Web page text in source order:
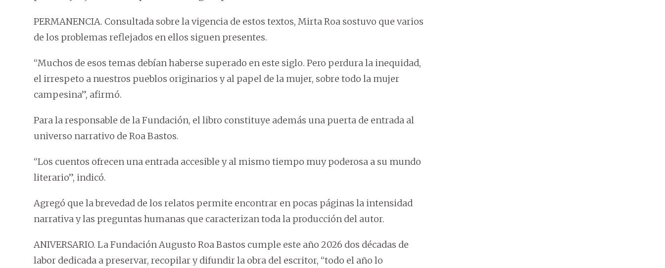
PERMANENCIA. Consultada sobre la vigencia de estos textos, Mirta Roa sostuvo que varios
de los problemas reflejados en ellos siguen presentes.
“Muchos de esos temas debían haberse superado en este siglo. Pero perdura la inequidad,
el irrespeto a nuestros pueblos originarios y al papel de la mujer, sobre todo la mujer
campesina”, afirmó.
Para la responsable de la Fundación, el libro constituye además una puerta de entrada al
universo narrativo de Roa Bastos.
“Los cuentos ofrecen una entrada accesible y al mismo tiempo muy poderosa a su mundo
literario”, indicó.
Agregó que la brevedad de los relatos permite encontrar en pocas páginas la intensidad
narrativa y las preguntas humanas que caracterizan toda la producción del autor.
ANIVERSARIO. La Fundación Augusto Roa Bastos cumple este año 2026 dos décadas de
labor dedicada a preservar, recopilar y difundir la obra del escritor, “todo el año lo